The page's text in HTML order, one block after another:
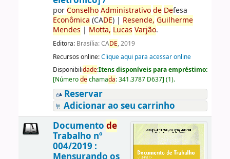
porConselho Administrativo de Defesa
Econômica (CADE)| Resende, Guilherme
Mendes | Motta, Lucas Varjão.
Editora: Brasília: CADE, 2019
Recursos online:Clique aqui para acessar online
Disponibilidade:Itens disponíveis para empréstimo:
[Númerodechamada:341.3787 D637] (1).
Reservar
Adicionar ao seu carrinho
Documento de
Trabalho nº
004/2019 :